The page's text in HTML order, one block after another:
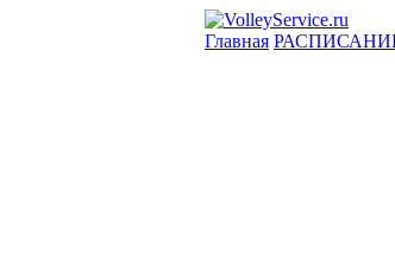
Главная